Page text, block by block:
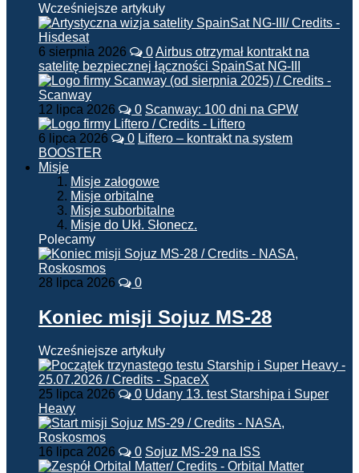
Wcześniejsze artykuły
6 sierpnia 2026 0Airbus otrzymał kontrakt na
satelitę bezpiecznej łączności SpainSat NG-III
12 lipca 2026 0 Scanway: 100 dni na GPW
6 lipca 2026 0 Liftero – kontrakt na system
BOOSTER
Misje
Misje załogowe
Misje orbitalne
Misje suborbitalne
Misje do Ukł. Słonecz.
Polecamy
28 lipca 2026 0
Koniec misji Sojuz MS-28
Wcześniejsze artykuły
25 lipca 2026 0 Udany 13. test Starshipa i Super
Heavy
16 lipca 2026 0 Sojuz MS-29 na ISS